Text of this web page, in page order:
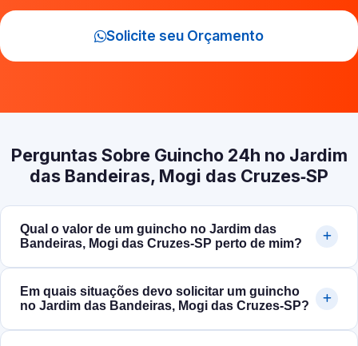
Solicite seu Orçamento
Perguntas Sobre Guincho 24h no Jardim
das Bandeiras, Mogi das Cruzes‑SP
Qual o valor de um guincho no Jardim das
Bandeiras, Mogi das Cruzes‑SP perto de mim?
Em quais situações devo solicitar um guincho
no Jardim das Bandeiras, Mogi das Cruzes‑SP?